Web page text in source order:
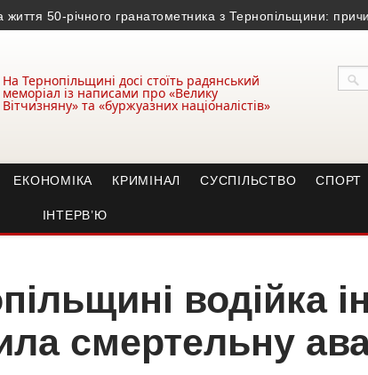
50-річного гранатометника з Тернопільщини: причина
На Тернопільщині досі стоїть радянський
меморіал із написами про «Велику
Вітчизняну» та «буржуазних націоналістів»
ЕКОНОМІКА КРИМІНАЛ СУСПІЛЬСТВО СПОРТ
ІНТЕРВ’Ю
водійка
смертельну